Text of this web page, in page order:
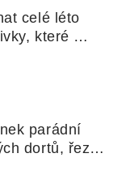
celé léto
které
nudle nebo
parádní
dortů, řezů